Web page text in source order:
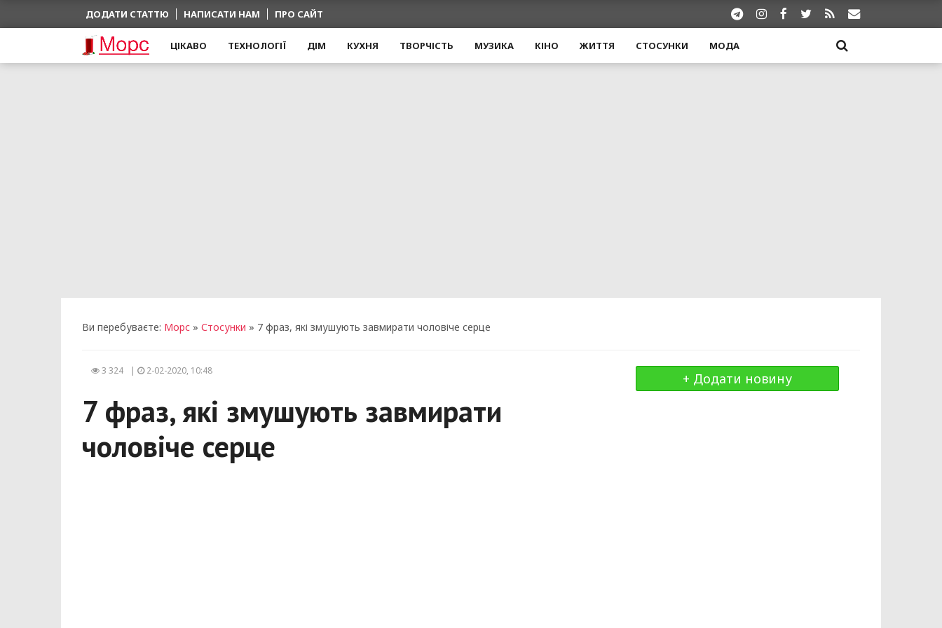
ДОДАТИ СТАТТЮ НАПИСАТИ НАМ ПРО САЙТ
ЦІКАВО ТЕХНОЛОГІЇ ДІМ КУХНЯ ТВОРЧІСТЬ МУЗИКА КІНО ЖИТТЯ СТОСУНКИ МОДА
Ви перебуваєте: Морс » Стосунки » 7 фраз, які змушують завмирати чоловіче серце
3 324 | 2-02-2020, 10:48
7 фраз, які змушують завмирати
чоловіче серце
+ Додати новину